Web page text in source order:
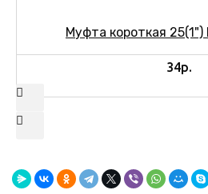
Муфта короткая
34р.